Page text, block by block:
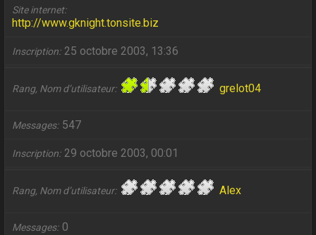
Site internet
http://www.gknight.tonsite.biz
Inscription 25 octobre 2003, 13:36
Rang, Nom d’utilisateur grelot04
Messages 547
Inscription 29 octobre 2003, 00:01
Rang, Nom d’utilisateur Alex
Messages 0